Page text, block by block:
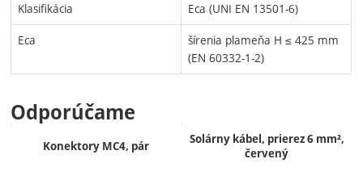
Klasifikácia Eca (UNI EN 13501-6)
Eca
šírenia plameňa H ≤ 425 mm
(EN 60332-1-2)
Odporúčame
Konektory MC4, pár
Solárny kábel, prierez 6 mm²,
červený